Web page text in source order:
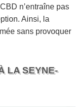
n’entraîne pas
Ainsi, la
sans provoquer
LA SEYNE-